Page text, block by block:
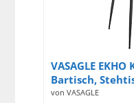
VASAGLE
Bartisch,
hoher runder
von VASAGLE